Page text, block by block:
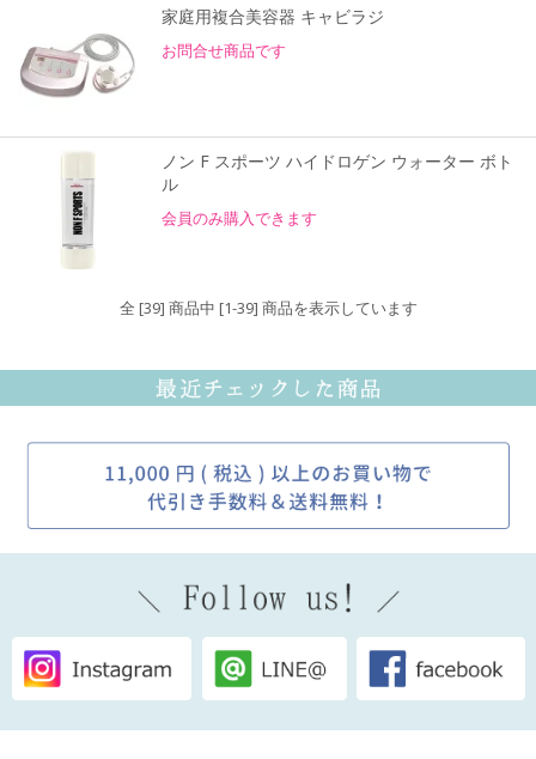
家庭用複合美容器 キャビラジ
お問合せ商品です
ノン F スポーツ ハイドロゲン ウォーター ボト
ル
会員のみ購入できます
全 [39] 商品中 [1-39] 商品を表示しています